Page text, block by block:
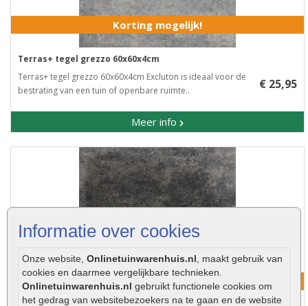
Informatie over cookies
Onze website, Onlinetuinwarenhuis.nl , maakt gebruik van
cookies en daarmee vergelijkbare technieken.
Onlinetuinwarenhuis.nl gebruikt functionele cookies om
het gedrag van websitebezoekers na te gaan en de website
Korting mogelijk!
Terras+ tegel grezzo 60x60x4cm
Terras+ tegel grezzo 60x60x4cm Excluton is ideaal voor de
bestrating van een tuin of openbare ruimte..
Meer info
€ 25,95
Korting mogelijk!